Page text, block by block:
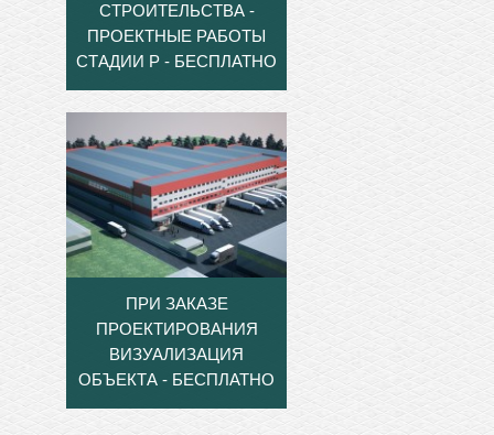
СТРОИТЕЛЬСТВА -
ПРОЕКТНЫЕ РАБОТЫ
СТАДИИ Р - БЕСПЛАТНО
ПРИ ЗАКАЗЕ
ПРОЕКТИРОВАНИЯ
ВИЗУАЛИЗАЦИЯ
ОБЪЕКТА - БЕСПЛАТНО